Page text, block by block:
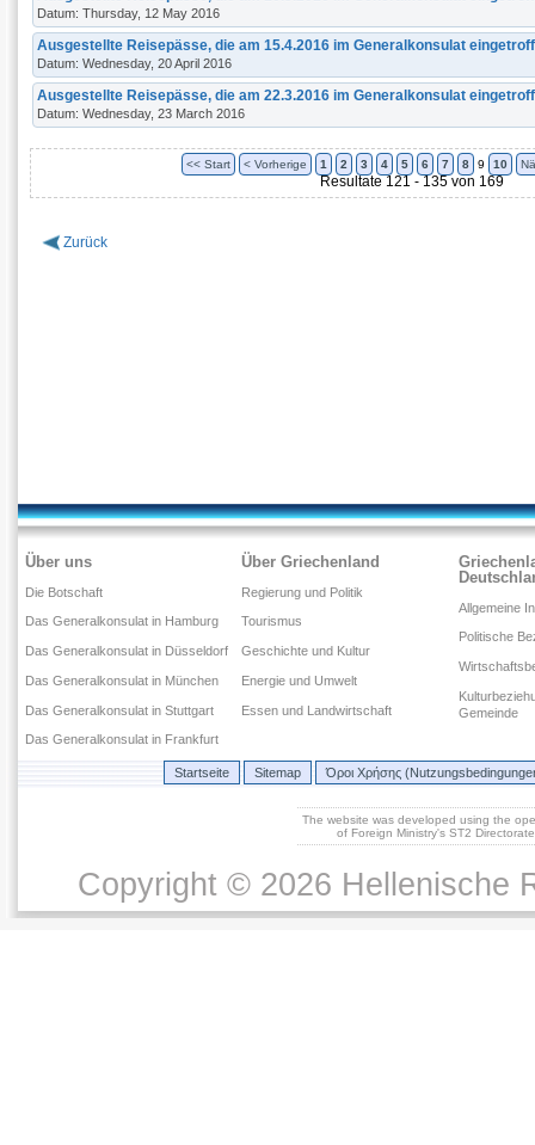
Datum: Thursday, 12 May 2016
Ausgestellte Reisepässe, die am 15.4.2016 im Generalkonsulat
Datum: Wednesday, 20 April 2016
Ausgestellte Reisepässe, die am 22.3.2016 im Generalkonsulat
Datum: Wednesday, 23 March 2016
<< Start < Vorherige 1 2 3 4 5 6 7 8 9 10
Resultate 121 - 135 von 169
Zurück
Über uns
Die Botschaft
Das Generalkonsulat in Hamburg
Das Generalkonsulat in Düsseldorf
Das Generalkonsulat in München
Das Generalkonsulat in Stuttgart
Das Generalkonsulat in Frankfurt
Über Griechenland
Regierung und Politik
Tourismus
Geschichte und Kultur
Energie und Umwelt
Essen und Landwirtschaft
Allgemeine
Politische
Gemeinde
Startseite Sitemap Όροι Χρήσης
The website was developed using the
of Foreign Ministry's ST2
Copyright © 2026 Hellenische